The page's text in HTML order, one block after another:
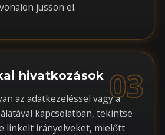
jusson el.
03
hivatkozások
az adatkezeléssel vagy a
kapcsolatban, tekintse
linkelt irányelveket, mielőtt